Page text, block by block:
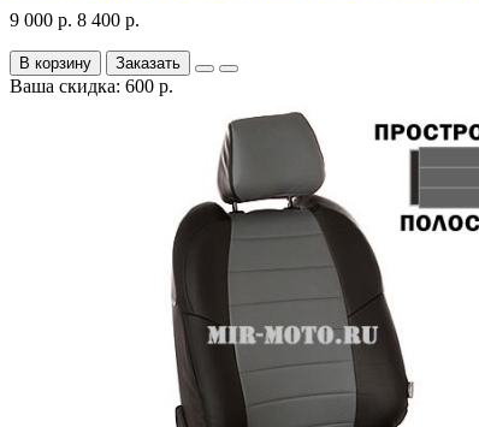
9 000 р. 8 400 р.
В корзину Заказать
Ваша скидка: 600 р.